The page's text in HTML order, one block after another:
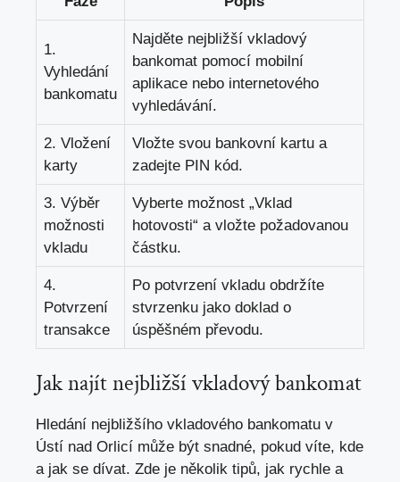
1.
Vyhledání
bankomatu
Najděte nejbližší vkladový
bankomat pomocí mobilní
aplikace nebo internetového
vyhledávání.
2. Vložení
karty
Vložte svou bankovní kartu a
zadejte PIN kód.
3. Výběr
možnosti
vkladu
Vyberte možnost „Vklad
hotovosti“ a vložte požadovanou
částku.
4.
Potvrzení
transakce
Po potvrzení vkladu obdržíte
stvrzenku jako doklad o
úspěšném převodu.
Jak najít nejbližší vkladový bankomat
Hledání nejbližšího vkladového bankomatu v
Ústí nad Orlicí může být snadné, pokud víte, kde
a jak se dívat. Zde je několik tipů, jak rychle a